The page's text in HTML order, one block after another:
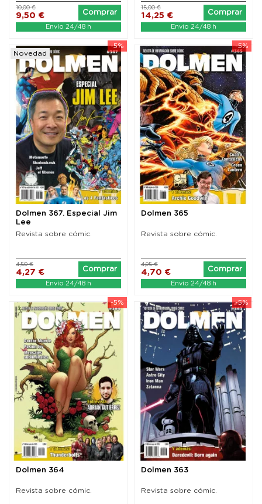
9,50 €
10,00 €
Comprar
Envío 24/48 h
14,25 €
15,00 €
Comprar
Envío 24/48 h
-5%
Novedad
Dolmen 367. Especial Jim
Lee
Revista sobre cómic.
4,27 €
4,50 €
Comprar
Envío 24/48 h
-5%
Dolmen 365
Revista sobre cómic.
4,70 €
4,95 €
Comprar
Envío 24/48 h
-5%
Dolmen 364
Revista sobre cómic.
-5%
Dolmen 363
Revista sobre cómic.